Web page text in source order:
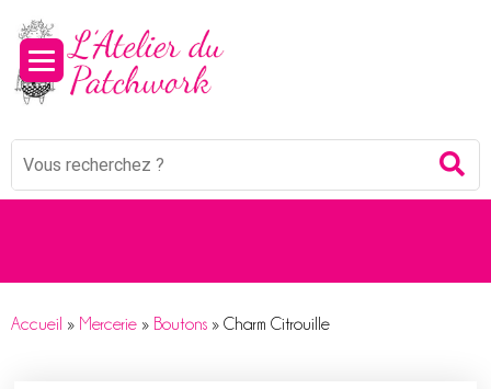
Mots
Accueil » Mercerie » Boutons » Charm Citrouille
Panneau de gestion des cookies